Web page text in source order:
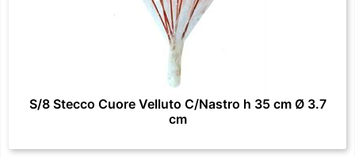
S/8 Stecco Cuore Velluto C/Nastro h 35 cm Ø 3.7
cm